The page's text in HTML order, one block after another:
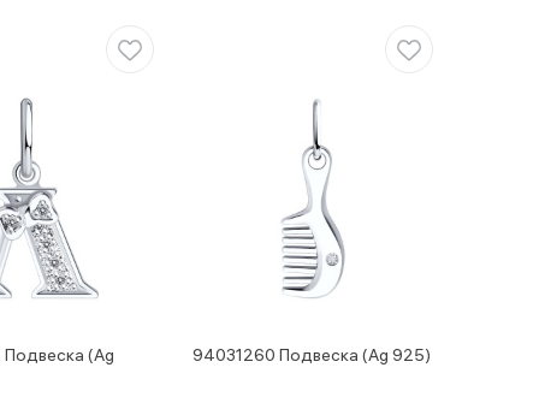
(Ag 94031260 Подвеска (Ag 925)